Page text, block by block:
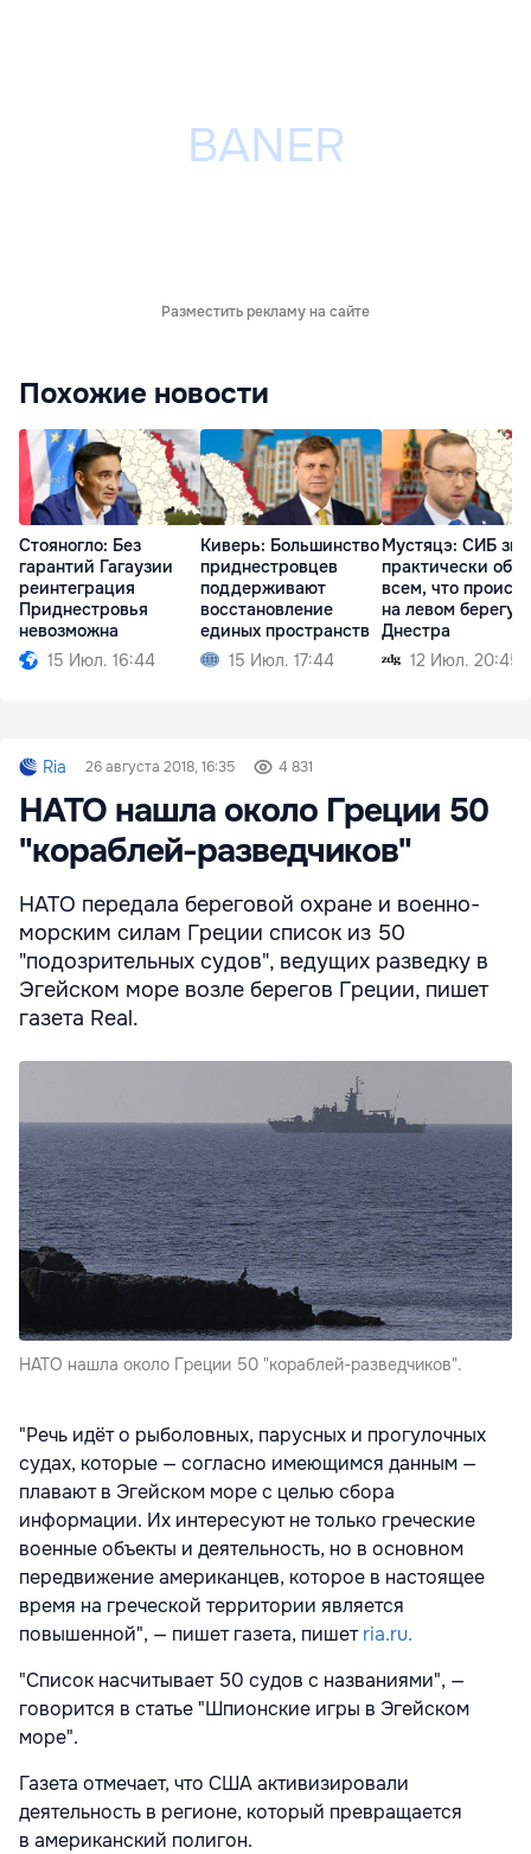
Разместить рекламу на сайте
Похожие новости
Стояногло: Без
гарантий Гагаузии
реинтеграция
Приднестровья
невозможна
15 Июл. 16:44
Киверь: Большинство
приднестровцев
поддерживают
восстановление
единых пространств
15 Июл. 17:44
Мустяцэ: СИБ
практически обо
всем, что
на левом берегу
Днестра
12 Июл. 20:45
Ria 26 августа 2018, 16:35 4 831
НАТО нашла около Греции 50
"кораблей-разведчиков"
НАТО передала береговой охране и военно-
морским силам Греции список из 50
"подозрительных судов", ведущих разведку в
Эгейском море возле берегов Греции, пишет
газета Real.
НАТО нашла около Греции 50 "кораблей-разведчиков".
"Речь идёт о рыболовных, парусных и прогулочных
судах, которые — согласно имеющимся данным —
плавают в Эгейском море с целью сбора
информации. Их интересуют не только греческие
военные объекты и деятельность, но в основном
передвижение американцев, которое в настоящее
время на греческой территории является
повышенной", — пишет газета, пишетria.ru.
"Список насчитывает 50 судов с названиями", —
говорится в статье "Шпионские игры в Эгейском
море".
Газета отмечает, что США активизировали
деятельность в регионе, который превращается
в американский полигон.